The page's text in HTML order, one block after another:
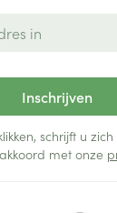
Inschrijven
schrijft u
met onze